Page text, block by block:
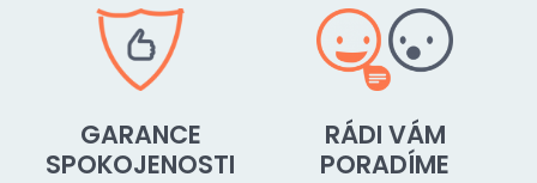
GARANCE
SPOKOJENOSTI
RÁDI VÁM
PORADÍME